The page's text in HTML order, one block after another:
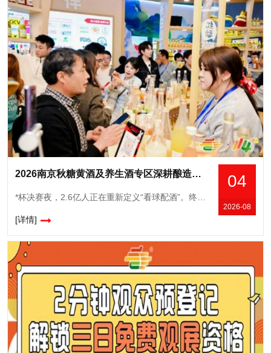
04
2026-08
2026南京秋糖黄酒及养生酒专区深耕酿造创新适配白酒黄酒果酒功能性酒企
*杯决赛夜，2.6亿人正在重新定义“看球配酒”。终场哨响前*后一分钟，点球大战的窒息时刻，或者绝杀进球后全场炸开的欢呼——*杯决赛夜，酒从来都不是配角。冰箱里刚拿出来的气泡果酒还挂着水珠，茶几
[详情]